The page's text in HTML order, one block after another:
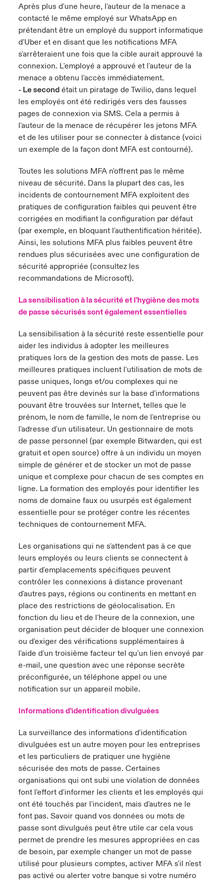
Après plus d'une heure, l'auteur de la menace a
contacté le même employé sur WhatsApp en
prétendant être un employé du support informatique
d'Uber et en disant que les notifications MFA
s'arrêteraient une fois que la cible aurait approuvé la
connexion. L'employé a approuvé et l'auteur de la
menace a obtenu l'accès immédiatement.
- Le secondétait un piratage de Twilio, dans lequel
les employés ont été redirigés vers des fausses
pages de connexion via SMS. Cela a permis à
l'auteur de la menace de récupérer les jetons MFA
et de les utiliser pour se connecter à distance (voici
un exemple de la façon dont MFA est contourné).
Toutes les solutions MFA n'offrent pas le même
niveau de sécurité. Dans la plupart des cas, les
incidents de contournement MFA exploitent des
pratiques de configuration faibles qui peuvent être
corrigées en modifiant la configuration par défaut
(par exemple, en bloquant l'authentification héritée).
Ainsi, les solutions MFA plus faibles peuvent être
rendues plus sécurisées avec une configuration de
sécurité appropriée (consultez les
recommandations de Microsoft).
La sensibilisation à la sécurité et l'hygiène des mots
de passe sécurisés sont également essentielles
La sensibilisation à la sécurité reste essentielle pour
aider les individus à adopter les meilleures
pratiques lors de la gestion des mots de passe. Les
meilleures pratiques incluent l'utilisation de mots de
passe uniques, longs et/ou complexes qui ne
peuvent pas être devinés sur la base d'informations
pouvant être trouvées sur Internet, telles que le
prénom, le nom de famille, le nom de l'entreprise ou
l'adresse d'un utilisateur. Un gestionnaire de mots
de passe personnel (par exemple Bitwarden, qui est
gratuit et open source) offre à un individu un moyen
simple de générer et de stocker un mot de passe
unique et complexe pour chacun de ses comptes en
ligne. La formation des employés pour identifier les
noms de domaine faux ou usurpés est également
essentielle pour se protéger contre les récentes
techniques de contournement MFA.
Les organisations qui ne s'attendent pas à ce que
leurs employés ou leurs clients se connectent à
partir d'emplacements spécifiques peuvent
contrôler les connexions à distance provenant
d'autres pays, régions ou continents en mettant en
place des restrictions de géolocalisation. En
fonction du lieu et de l'heure de la connexion, une
organisation peut décider de bloquer une connexion
ou d'exiger des vérifications supplémentaires à
l'aide d'un troisième facteur tel qu'un lien envoyé par
e-mail, une question avec une réponse secrète
préconfigurée, un téléphone appel ou une
notification sur un appareil mobile.
Informations d'identification divulguées
La surveillance des informations d'identification
divulguées est un autre moyen pour les entreprises
et les particuliers de pratiquer une hygiène
sécurisée des mots de passe. Certaines
organisations qui ont subi une violation de données
font l'effort d'informer les clients et les employés qui
ont été touchés par l'incident, mais d'autres ne le
font pas. Savoir quand vos données ou mots de
passe sont divulgués peut être utile car cela vous
permet de prendre les mesures appropriées en cas
de besoin, par exemple changer un mot de passe
utilisé pour plusieurs comptes, activer MFA s'il n'est
pas activé ou alerter votre banque si votre numéro